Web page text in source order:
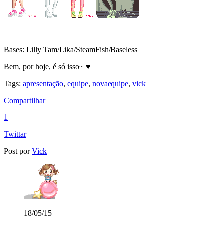
Bases: Lilly Tam/Lika/SteamFish/Baseless
Bem, por hoje, é só isso~ ♥
Tags: apresentação, equipe, novaequipe, vick
Compartilhar
1
Twittar
Post porVick
18/05/15